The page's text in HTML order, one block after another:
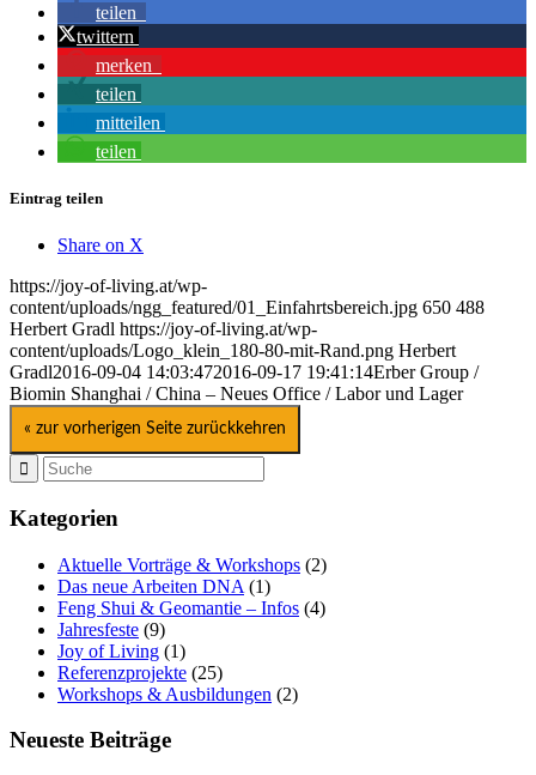
teilen
twittern
merken
teilen
mitteilen
teilen
Eintrag teilen
Share on X
https://joy-of-living.at/wp-
content/uploads/ngg_featured/01_Einfahrtsbereich.jpg 650 488
Herbert Gradl https://joy-of-living.at/wp-
content/uploads/Logo_klein_180-80-mit-Rand.png Herbert
Gradl2016-09-04 14:03:472016-09-17 19:41:14Erber Group /
Biomin Shanghai / China – Neues Office / Labor und Lager
« zur vorherigen Seite zurückkehren
Kategorien
Aktuelle Vorträge & Workshops (2)
Das neue Arbeiten DNA (1)
Feng Shui & Geomantie – Infos (4)
Jahresfeste (9)
Joy of Living (1)
Referenzprojekte (25)
Workshops & Ausbildungen (2)
Neueste Beiträge